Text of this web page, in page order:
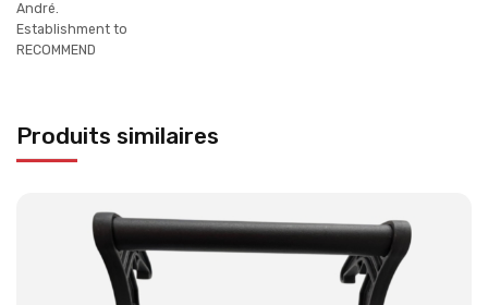
André.
Establishment to
RECOMMEND
Produits similaires